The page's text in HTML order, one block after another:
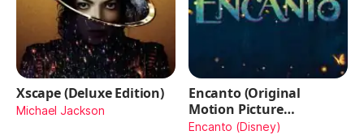
Xscape (Deluxe Edition)
Michael Jackson
Encanto (Original
Motion Picture
Soundtrack)
Encanto (Disney)